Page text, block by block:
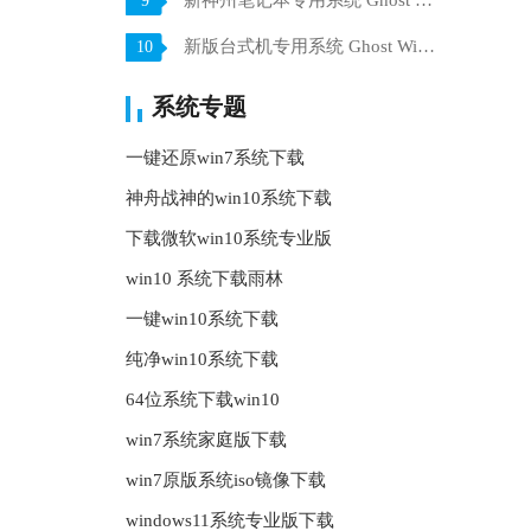
10 新版台式机专用系统 Ghost Win10 32位 旗舰版 V2021.07
系统专题
一键还原win7系统下载
神舟战神的win10系统下载
下载微软win10系统专业版
win10 系统下载雨林
一键win10系统下载
纯净win10系统下载
64位系统下载win10
win7系统家庭版下载
win7原版系统iso镜像下载
windows11系统专业版下载